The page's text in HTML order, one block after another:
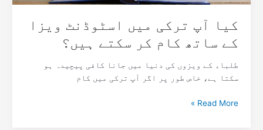
کیا آپ ترکی میں اسٹوڈنٹ ویزا
کے ساتھ کام کر سکتے ہیں؟
طلباء کے ویزوں کی دنیا میں جانا کافی پیچیدہ ہو
سکتا ہے، خاص طور پر اگر آپ ترکی میں کام
سکتے
Read More »